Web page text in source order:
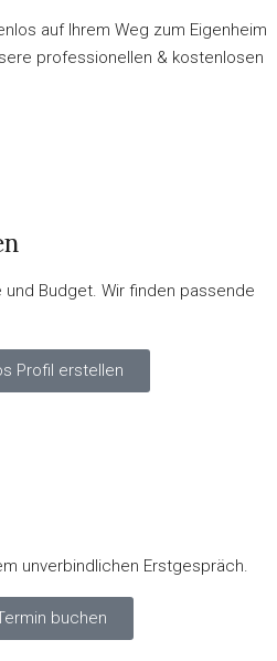
auf Ihrem Weg zum Eigenheim
professionellen & kostenlosen
und Budget. Wir finden passende
Profil erstellen
unverbindlichen Erstgespräch.
buchen